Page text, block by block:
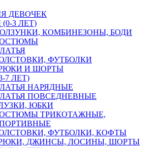
ДЕВОЧЕК
3 ЛЕТ)
КОМБИНЕЗОНЫ, БОДИ
ФУТБОЛКИ
И ШОРТЫ
7 ЛЕТ)
НАРЯДНЫЕ
ПОВСЕДНЕВНЫЕ
ЮБКИ
ТРИКОТАЖНЫЕ,
ФУТБОЛКИ, КОФТЫ
ДЖИНСЫ, ЛОСИНЫ, ШОРТЫ